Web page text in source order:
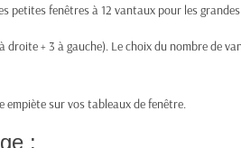
petites fenêtres à 12 vantaux pour les
+ 3 à gauche). Le choix du nombre de
empiète sur vos tableaux de fenêtre.
: